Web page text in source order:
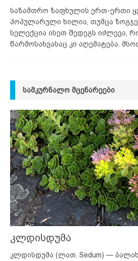
საზამთრო ზაფხულის ერთ-ერთი
პოპულარული ხილია, თუმცა
სელექცია ისეთ შედეგს იძლევა,
წარმოსახვასაც კი აღემატება.
ᲡᲐᲛᲙᲣᲠᲜᲐᲚᲝ ᲛᲪᲔᲜᲐᲠᲔᲔᲑᲘ
კლდისდუმა
კლდისდუმა (ლათ. Sedum) —